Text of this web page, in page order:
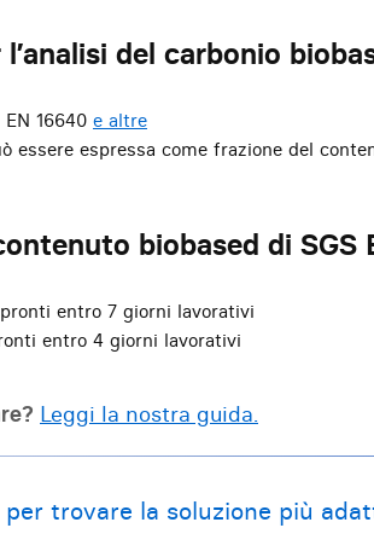
del carbonio
16640 e altre
essere espressa come frazione del
biobased di SGS
entro 7 giorni lavorativi
entro 4 giorni lavorativi
Leggi la nostra guida.
trovare la soluzione più